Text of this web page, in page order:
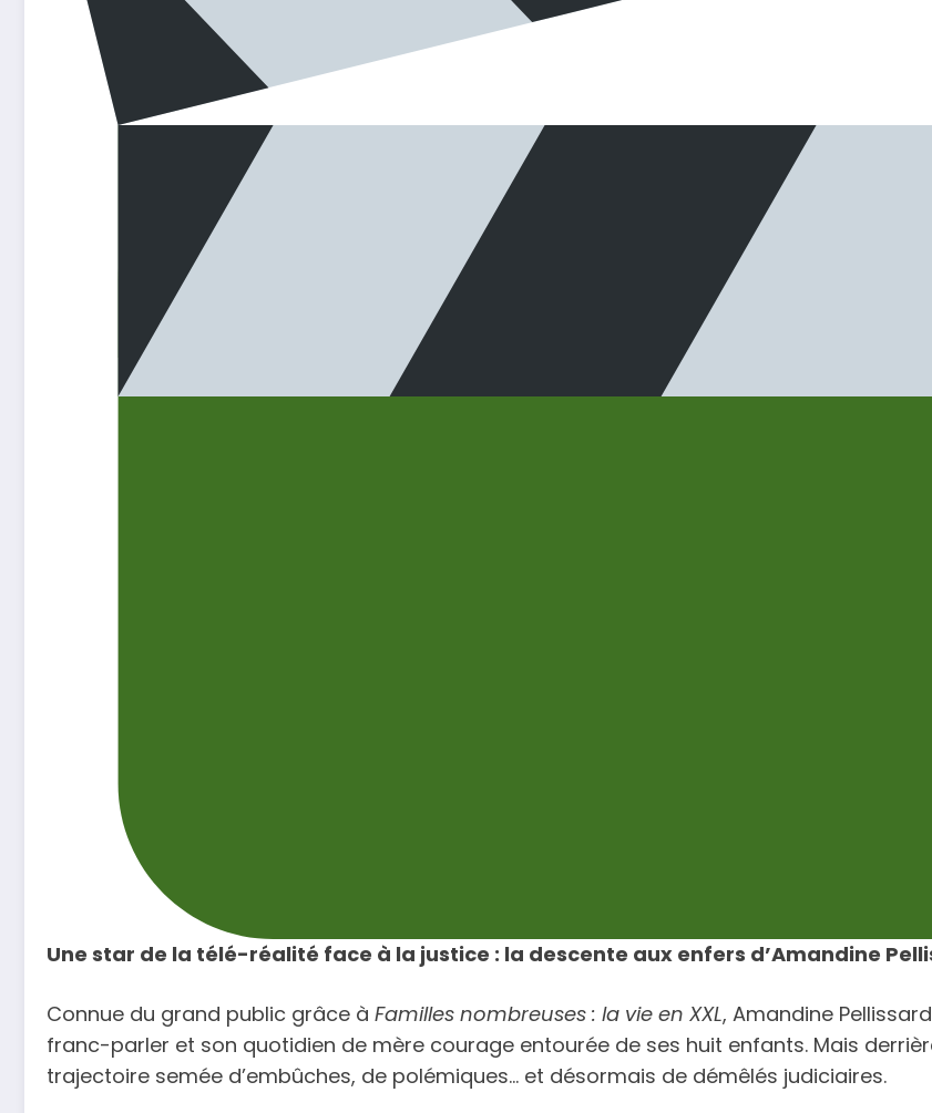
Une star de la télé-réalité face à la justice : la descente aux enfers d’Amandine
Connue du grand public grâce à Familles nombreuses : la vie en XXL, Amandine
franc-parler et son quotidien de mère courage entourée de ses huit enfants. Mais
trajectoire semée d’embûches, de polémiques… et désormais de démêlés judiciaires.